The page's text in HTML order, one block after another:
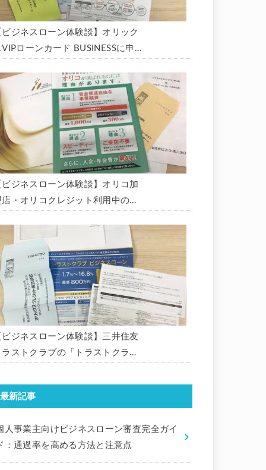
ビジネスローン体験談】オリック
VIPローンカード BUSINESSに申
で借りられました。全手順を丁寧
説します。
ビジネスローン体験談】オリコ加
店・オリコクレジット利用中の事
ジネスサポートプラン」を使う方
がないか、問い合わせてみた。
ビジネスローン体験談】三井住友
ラストクラブの「トラストクラブ
ました。
最新記事
人事業主向けビジネスローン審査完全ガイ
：通過率を高める方法と注意点